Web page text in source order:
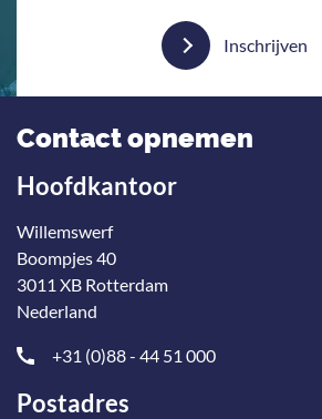
Inschrijven
Contact opnemen
Hoofdkantoor
Willemswerf
Boompjes 40
3011 XB Rotterdam
Nederland
+31 (0)88 - 44 51 000
Postadres